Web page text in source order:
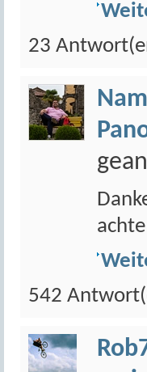
23
542